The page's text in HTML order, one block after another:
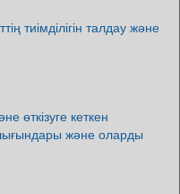
тиімділігін талдау және
өткізуге кеткен
және оларды